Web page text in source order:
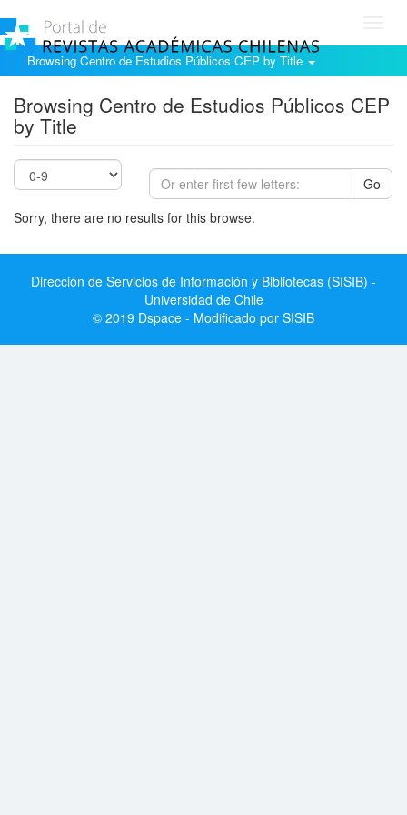
Browsing Centro de Estudios Públicos CEP by Title
Browsing Centro de Estudios Públicos CEP
by Title
Go
Sorry, there are no results for this browse.
Dirección de Servicios de Información y Bibliotecas (SISIB) -
Universidad de Chile
© 2019 Dspace - Modificado por SISIB